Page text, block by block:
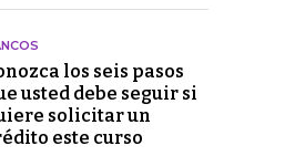
los seis pasos
usted debe seguir si
solicitar un
este curso